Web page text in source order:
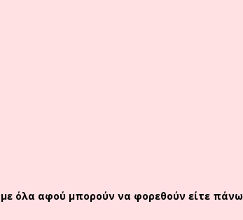
όλα αφού μπορούν να φορεθούν είτε